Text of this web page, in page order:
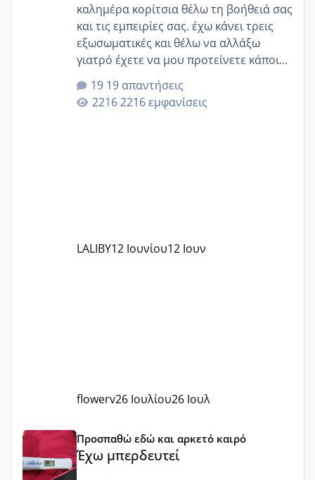
καλημέρα κορίτσια θέλω τη βοήθειά σας
και τις εμπειρίες σας. έχω κάνει τρεις
εξωσωματικές και θέλω να αλλάξω
γιατρό έχετε να μου προτείνετε κάποιον
που μείνατε ευχαριστημένες και είχατε
επιιτυχία? έκανα στο υγεία με τον
ζερβομανωλάκη (δεν το εψαξε καθόλου
19 απαντήσεις
2216 εμφανίσεις
LALIBY12 Ιουνίου12 Ιουν
flowerv26 Ιουλίου26 Ιουλ
Έχω μπερδευτεί
Προσπαθώ εδώ και αρκετό καιρό
Έχω μπερδευτεί